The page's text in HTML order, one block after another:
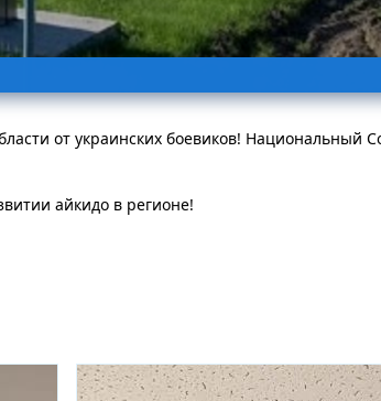
от украинских боевиков! Национальный
айкидо в регионе!